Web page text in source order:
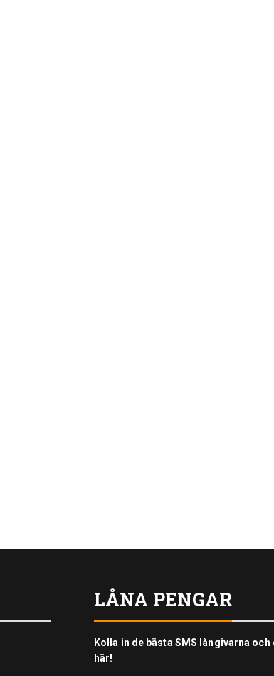
LÅNA PENGAR
Kolla in de bästa SMS långivarna
här!